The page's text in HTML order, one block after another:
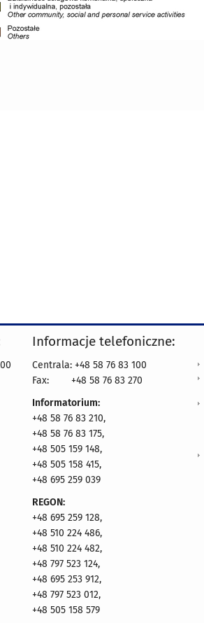
Informacje telefoniczne:
Centrala: +48 58 76 83 100
Fax:
+48 58 76 83 270
Informatorium:
+48 58 76 83 210,
+48 58 76 83 175,
+48 505 159 148,
+48 505 158 415,
+48 695 259 039
REGON:
+48 695 259 128,
+48 510 224 486,
+48 510 224 482,
+48 797 523 124,
+48 695 253 912,
+48 797 523 012,
+48 505 158 579